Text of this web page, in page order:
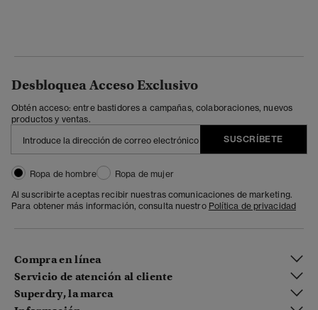
Desbloquea Acceso Exclusivo
Obtén acceso: entre bastidores a campañas, colaboraciones, nuevos
productos y ventas.
SUSCRÍBETE
Ropa de hombre
Ropa de mujer
Al suscribirte aceptas recibir nuestras comunicaciones de marketing.
Para obtener más información, consulta nuestro Política de privacidad
Compra en línea
Servicio de atención al cliente
Superdry, la marca